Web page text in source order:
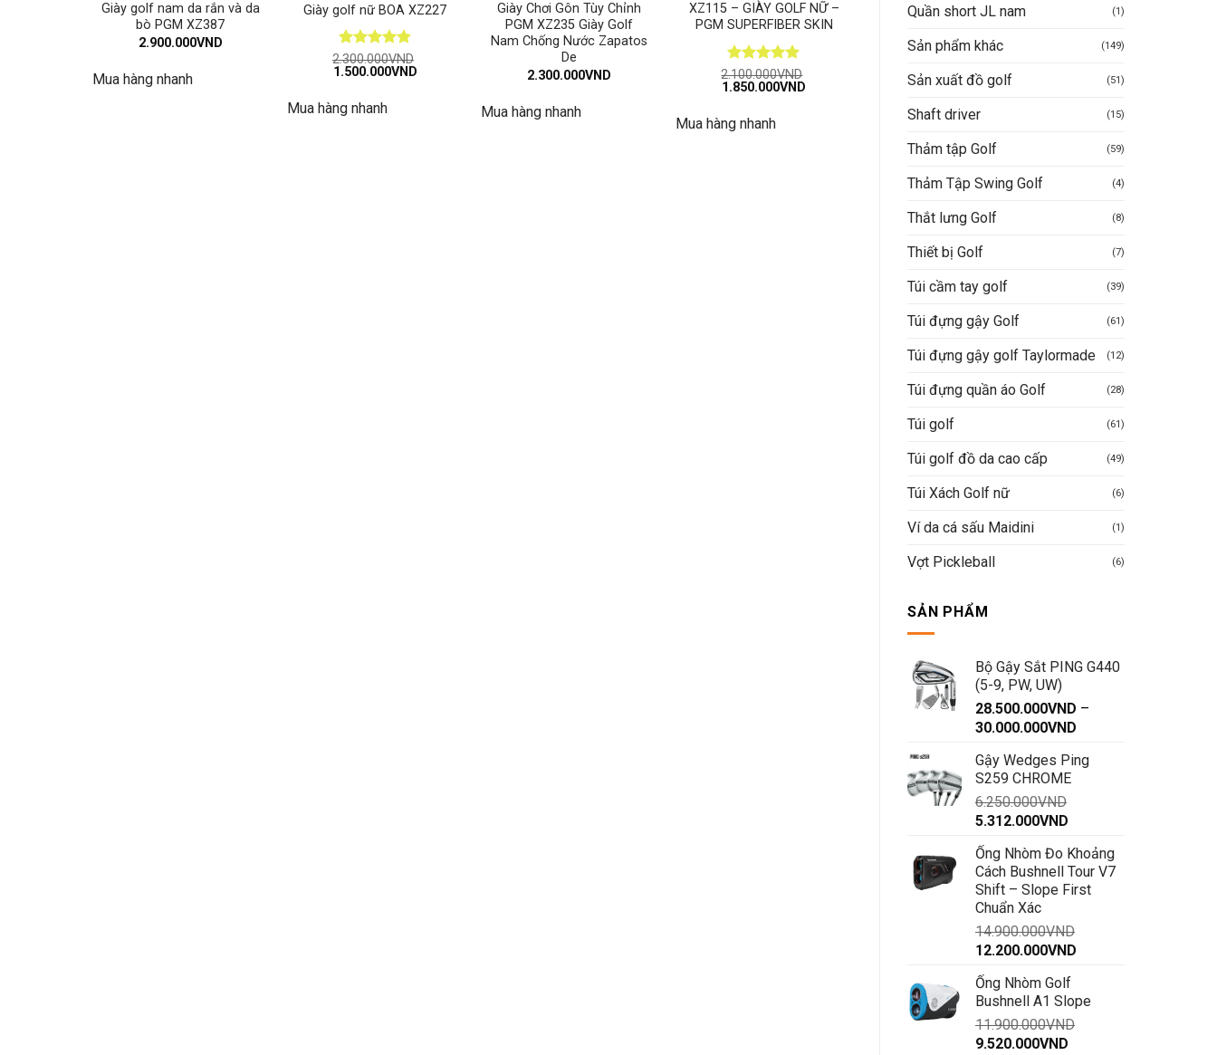
Quần short JL nam (1)
Sản phẩm khác (149)
Sản xuất đồ golf (51)
Shaft driver (15)
Thảm tập Golf (59)
Thảm Tập Swing Golf (4)
Thắt lưng Golf (8)
Thiết bị Golf (7)
Túi cầm tay golf (39)
Túi đựng gậy Golf (61)
Túi đựng gậy golf Taylormade (12)
Túi đựng quần áo Golf (28)
Túi golf (61)
Túi golf đồ da cao cấp (49)
Túi Xách Golf nữ (6)
Ví da cá sấu Maidini (1)
Vợt Pickleball (6)
SẢN PHẨM
Bộ Gậy Sắt PING G440
(5-9, PW, UW)
28.500.000VND –
30.000.000VND
từ
Gậy Wedges Ping
S259 CHROME
6.250.000VND
Giá
là:
6.250.000VND.
5.312.000VND
tại
là:
5.312.000VND.
Ống Nhòm Đo Khoảng
Cách Bushnell Tour V7
Shift – Slope First
Chuẩn Xác
14.900.000VND
Giá
là:
14.900.000VND.
12.200.000VND
là:
Ống Nhòm Golf
Bushnell A1 Slope
11.900.000VND
Giá
9.520.000VND
Giày golf nam da rắn và da
bò PGM XZ387
2.900.000VND
Mua hàng nhanh
Giày golf nữ BOA XZ227
Được xếp
hạng55
2.300.000VND
Giá
2.300.000VND.
1.500.000VNDGiá
1.500.000VND.
Mua hàng nhanh
Giày Chơi Gôn Tùy Chỉnh
PGM XZ235 Giày Golf
Nam Chống Nước Zapatos
De
2.300.000VND
Mua hàng nhanh
XZ115 – GIÀY GOLF NỮ –
PGM SUPERFIBER SKIN
Được xếp
hạng55
2.100.000VND
Giá
2.100.000VND.
1.850.000VND
Mua hàng nhanh
Giày chơi golf nam PGM
1.850.000 VND
Mua hàng nhanh
Giày golf nam PGM
chống thấm nước,
thao XZ447
gốc
1.900.000VND.
Mua hàng nhanh